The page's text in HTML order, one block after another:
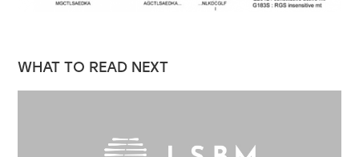
WHAT TO READ NEXT